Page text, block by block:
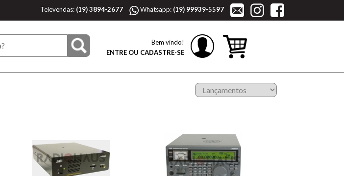
Televendas: (19) 3894-2677 Whatsapp: (19) 99939-5597
Bem vindo!
ENTRE OU CADASTRE-SE